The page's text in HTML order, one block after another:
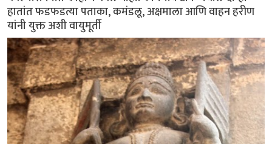
हातांत फडफडत्या पताका, कमंडलू, अक्षमाला आणि वाहन हरीण
यांनी युक्त अशी वायुमूर्ती